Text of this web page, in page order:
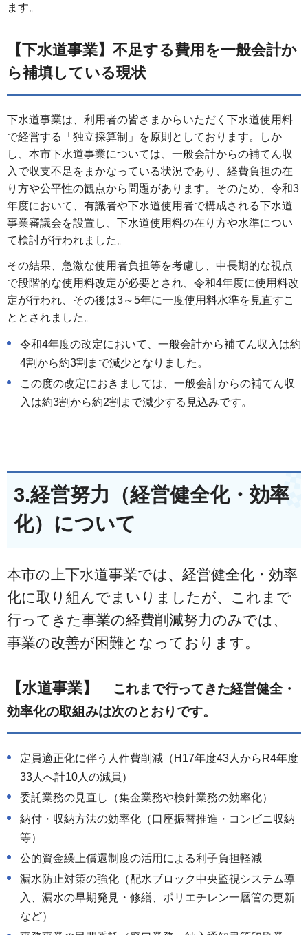
ます。
【下水道事業】不足する費用を一般会計か
ら補填している現状
下水道事業は、利用者の皆さまからいただく下水道使用料
で経営する「独立採算制」を原則としております。しか
し、本市下水道事業については、一般会計からの補てん収
入で収支不足をまかなっている状況であり、経費負担の在
り方や公平性の観点から問題があります。そのため、令和3
年度において、有識者や下水道使用者で構成される下水道
事業審議会を設置し、下水道使用料の在り方や水準につい
て検討が行われました。
その結果、急激な使用者負担等を考慮し、中長期的な視点
で段階的な使用料改定が必要とされ、令和4年度に使用料改
定が行われ、その後は3～5年に一度使用料水準を見直すこ
ととされました。
令和4年度の改定において、一般会計から補てん収入は約
4割から約3割まで減少となりました。
この度の改定におきましては、一般会計からの補てん収
入は約3割から約2割まで減少する見込みです。
3.経営努力（経営健全化・効率
化）について
本市の上下水道事業では、経営健全化・効率
化に取り組んでまいりましたが、これまで
行ってきた事業の経費削減努力のみでは、
事業の改善が困難となっております。
【水道事業】
これまで行ってきた経営健全・
効率化の取組みは次のとおりです。
定員適正化に伴う人件費削減（H17年度43人からR4年度
33人へ計10人の減員）
委託業務の見直し（集金業務や検針業務の効率化）
納付・収納方法の効率化（口座振替推進・コンビニ収納
等）
公的資金繰上償還制度の活用による利子負担軽減
漏水防止対策の強化（配水ブロック中央監視システム導
入、漏水の早期発見・修繕、ポリエチレン一層管の更新
など）